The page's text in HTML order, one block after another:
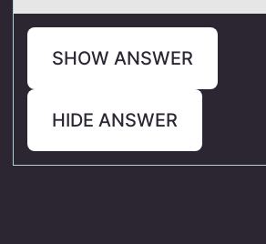
SHOW ANSWER
HIDE ANSWER